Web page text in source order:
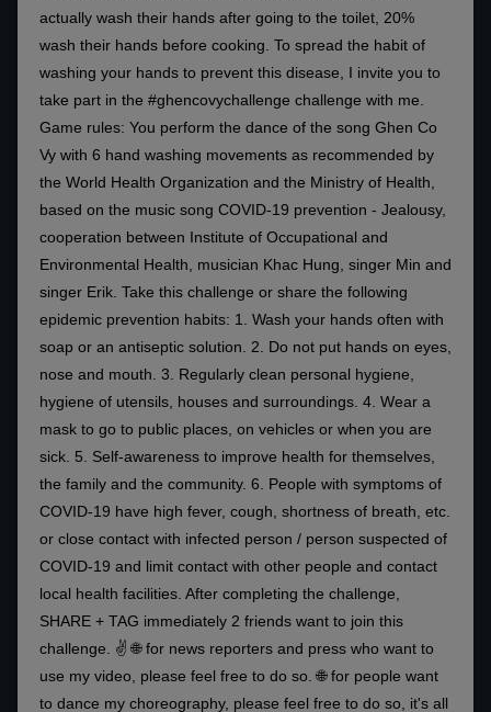
actually wash their hands after going to the toilet, 20%
wash their hands before cooking. To spread the habit of
washing your hands to prevent this disease, I invite you to
take part in the #ghencovychallenge challenge with me.
Game rules: You perform the dance of the song Ghen Co
Vy with 6 hand washing movements as recommended by
the World Health Organization and the Ministry of Health,
based on the music song COVID-19 prevention - Jealousy,
cooperation between Institute of Occupational and
Environmental Health, musician Khac Hung, singer Min and
singer Erik. Take this challenge or share the following
epidemic prevention habits: 1. Wash your hands often with
soap or an antiseptic solution. 2. Do not put hands on eyes,
nose and mouth. 3. Regularly clean personal hygiene,
hygiene of utensils, houses and surroundings. 4. Wear a
mask to go to public places, on vehicles or when you are
sick. 5. Self-awareness to improve health for themselves,
the family and the community. 6. People with symptoms of
COVID-19 have high fever, cough, shortness of breath, etc.
or close contact with infected person / person suspected of
COVID-19 and limit contact with other people and contact
local health facilities. After completing the challenge,
SHARE + TAG immediately 2 friends want to join this
challenge. ✌ 🌐 for news reporters and press who want to
use my video, please feel free to do so. 🌐 for people want
to dance my choreography, please feel free to do so, it's all